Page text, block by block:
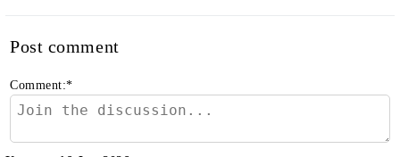
Post comment
Comment:*